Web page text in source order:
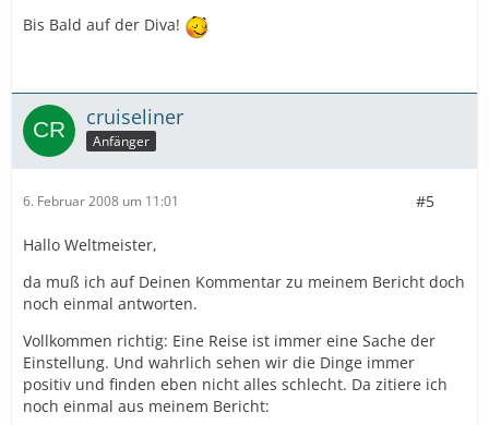
Bis Bald auf der Diva!
cruiseliner
Anfänger
6. Februar 2008 um 11:01 #5
Hallo Weltmeister,
da muß ich auf Deinen Kommentar zu meinem Bericht doch
noch einmal antworten.
Vollkommen richtig: Eine Reise ist immer eine Sache der
Einstellung. Und wahrlich sehen wir die Dinge immer
positiv und finden eben nicht alles schlecht. Da zitiere ich
noch einmal aus meinem Bericht: